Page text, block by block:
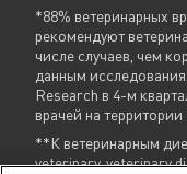
*88% ветеринарных
рекомендуют
числе случаев, чем
данным
Research в 4-м
врачей на
**К ветеринарным
veterinary, veterinary